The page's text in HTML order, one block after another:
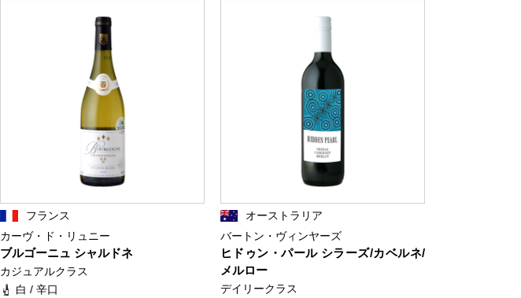
フランス
カーヴ・ド・リュニー
ブルゴーニュ シャルドネ
カジュアルクラス
白 / 辛口
オーストラリア
バートン・ヴィンヤーズ
ヒドゥン・パール シラーズ/カベルネ/
メルロー
デイリークラス